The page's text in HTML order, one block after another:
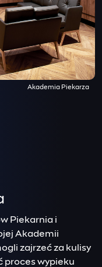
Akademia Piekarza
Piekarnia i
Akademii
zajrzeć za kulisy
proces wypieku